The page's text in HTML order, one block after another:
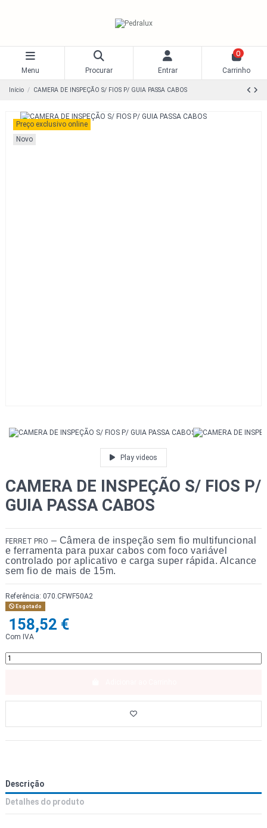
Menu Procurar Entrar
0
Carrinho
Início CAMERA DE INSPEÇÃO S/ FIOS P/ GUIA PASSA CABOS
Preço exclusivo online
Novo
Play videos
CAMERA DE INSPEÇÃO S/ FIOS P/
GUIA PASSA CABOS
FERRET PRO – Câmera de inspeção sem fio multifuncional
e ferramenta para puxar cabos com foco variável
controlado por aplicativo e carga super rápida. Alcance
sem fio de mais de 15m.
Referência: 070.CFWF50A2
Esgotado
158,52 €
Com IVA
Descrição
Detalhes do produto